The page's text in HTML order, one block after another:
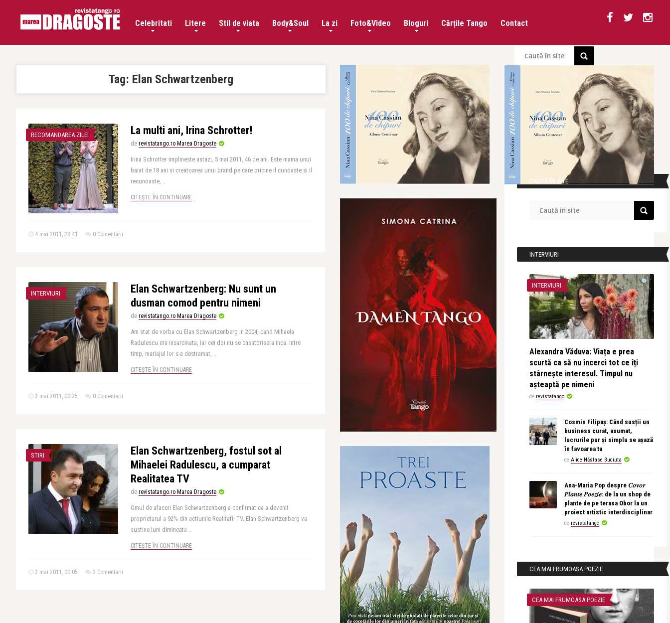
Celebritati Litere Stil de viata Body&Soul La zi Foto&Video Bloguri Cărțile Tango Contact
Tag: Elan Schwartzenberg
RECOMANDAREA ZILEI La multi ani, Irina Schrotter!
de revistatango.ro Marea Dragoste
Irina Schrotter implineste astazi, 5 mai 2011, 46 de ani. Este mama unui
baiat de 18 ani si creatoarea unui brand pe care oricine il cunoaste si il
recunoaste, ..
CITEȘTE ÎN CONTINUARE
4 mai 2011, 23:41 0 Comentarii
INTERVIURI
Elan Schwartzenberg: Nu sunt un
dusman comod pentru nimeni
de revistatango.ro Marea Dragoste
Am stat de vorba cu Elan Schwartzenberg in 2004, cand Mihaela
Radulescu era insarcinata, iar cei doi nu se casatorisera inca. Intre
timp, mariajul lor s-a destramat, ..
CITEȘTE ÎN CONTINUARE
2 mai 2011, 00:25 0 Comentarii
STIRI
Elan Schwartzenberg, fostul sot al
Mihaelei Radulescu, a cumparat
Realitatea TV
de revistatango.ro Marea Dragoste
Omul de afaceri Elan Schwartzenberg a confirmat ca a devenit
proprietarul a 92% din actiunile Realitatii TV. Elan Schwartzenberg va
sustine luni dimineata ..
CITEȘTE ÎN CONTINUARE
2 mai 2011, 00:05 2 Comentarii
CAUTĂ ÎN SITE
INTERVIURI
INTERVIURI
Alexandra Văduva: Viața e prea
scurtă ca să nu încerci tot ce îți
stârnește interesul. Timpul nu
așteaptă pe nimeni
de revistatango
Cosmin Filipaș: Când susții un
business curat, asumat,
lucrurile pur și simplu se așază
în favoarea ta
de Alice Năstase Buciuta
Ana-Maria Pop despre 𝐶𝑜𝑣𝑜𝑟
𝑃𝑙𝑎𝑛𝑡𝑒 𝑃𝑜𝑒𝑧𝑖𝑒: de la un shop de
plante de pe terasa Obor la un
proiect artistic interdisciplinar
de revistatango
CEA MAI FRUMOASA POEZIE
CEA MAI FRUMOASA POEZIE